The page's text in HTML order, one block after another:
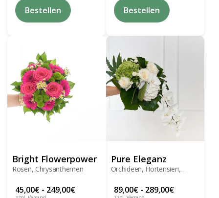
Pure Eleganz
Orchideen, Hortensien,
89,00€- 289,00€
Bestellen
Produkt
können
auf
der
Produktseite
Bestellen
Produkt
Varianten
der
Produktseite
gewählt
werden
Bright Flowerpower
Rosen, Chrysanthemen
45,00€ - 249,00€